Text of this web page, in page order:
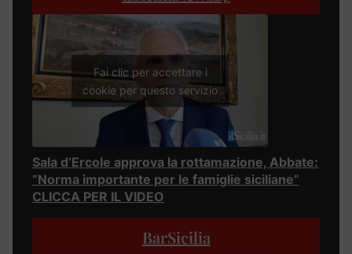
Fai clic per accettare i
cookie per questo servizio
Sala d’Ercole approva la rottamazione, Abbate:
“Norma importante per le famiglie siciliane”
CLICCA PER IL VIDEO
BarSicilia